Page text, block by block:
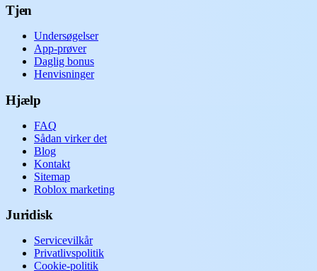
Tjen
Undersøgelser
App-prøver
Daglig bonus
Henvisninger
Hjælp
FAQ
Sådan virker det
Blog
Kontakt
Sitemap
Roblox marketing
Juridisk
Servicevilkår
Privatlivspolitik
Cookie-politik